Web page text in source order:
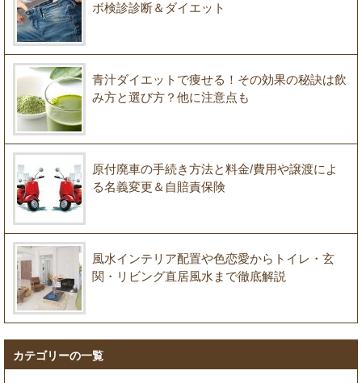
ボ検診診断＆ダイエット
青汁ダイエットで痩せる！その効果の秘訣は飲
み方と選び方？他に注意点も
原付廃車の手続き方法と料金/費用や譲渡によ
る名義変更＆自賠責保険
風水インテリア配置や色恋愛からトイレ・玄
関・リビング直居風水まで徹底解説
カテゴリーの一覧